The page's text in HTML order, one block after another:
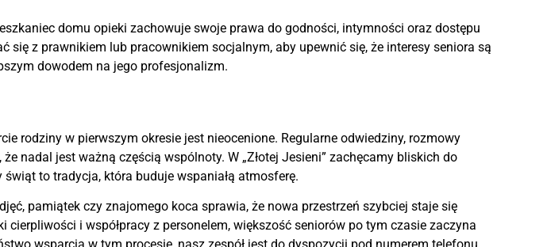
domu opieki zachowuje swoje prawa do godności, intymności oraz dostępu
z prawnikiem lub pracownikiem socjalnym, aby upewnić się, że interesy seniora są
dowodem na jego profesjonalizm.
rodziny w pierwszym okresie jest nieocenione. Regularne odwiedziny, rozmowy
nadal jest ważną częścią wspólnoty. W „Złotej Jesieni” zachęcamy bliskich do
to tradycja, która buduje wspaniałą atmosferę.
pamiątek czy znajomego koca sprawia, że nowa przestrzeń szybciej staje się
i współpracy z personelem, większość seniorów po tym czasie zaczyna